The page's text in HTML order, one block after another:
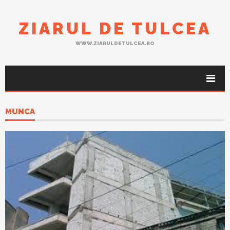
ZIARUL DE TULCEA
WWW.ZIARULDETULCEA.RO
MUNCA